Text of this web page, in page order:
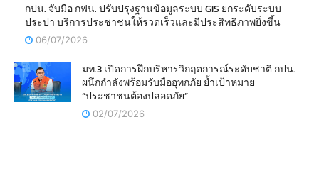
กปน. จับมือ กฟน. ปรับปรุงฐานข้อมูลระบบ GIS ยกระดับระบบ
ประปา บริการประชาชนให้รวดเร็วและมีประสิทธิภาพยิ่งขึ้น
06/07/2026
มท.3 เปิดการฝึกบริหารวิกฤตการณ์ระดับชาติ กปน.
ผนึกกำลังพร้อมรับมืออุทกภัย ย้ำเป้าหมาย
“ประชาชนต้องปลอดภัย”
02/07/2026